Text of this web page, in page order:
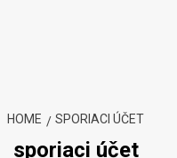
HOME SPORIACI ÚČET
sporiaci účet